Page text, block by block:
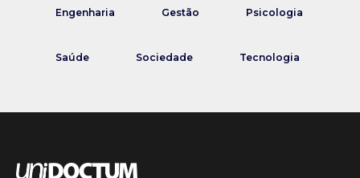
Engenharia Gestão Psicologia
Saúde Sociedade Tecnologia